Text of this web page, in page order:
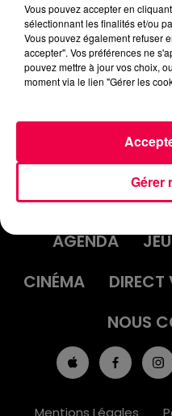
UN JOUR UNE
"IRIS" DES GOO
ACCUEIL
AGENDA
CINÉMA
DIRECT
NOUS
Mentions Légales
Vous pouvez accepter en
sélectionnant les finalités et/ou
Vous pouvez également refuser
accepter". Vos préférences ne
pouvez mettre à jour vos choix,
moment via le lien "Gérer les
Gérer